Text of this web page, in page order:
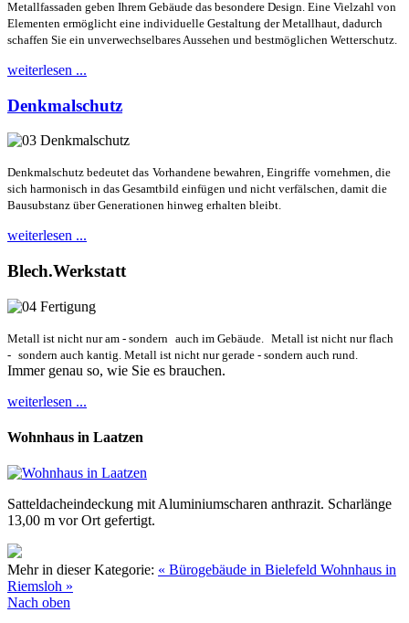
Metallfassaden geben Ihrem Gebäude das besondere Design. Eine Vielzahl von
Elementen ermöglicht eine individuelle Gestaltung der Metallhaut, dadurch
schaffen Sie ein unverwechselbares Aussehen und bestmöglichen Wetterschutz.
weiterlesen ...
Denkmalschutz
Denkmalschutz bedeutet das Vorhandene bewahren, Eingriffe vornehmen, die
sich harmonisch in das Gesamtbild einfügen und nicht verfälschen, damit die
Bausubstanz über Generationen hinweg erhalten bleibt.
weiterlesen ...
Blech.Werkstatt
Metall ist nicht nur am - sondern auch im Gebäude.
Metall ist nicht nur flach
- sondern auch kantig. Metall ist nicht nur gerade - sondern auch rund.
Immer genau so, wie Sie es brauchen.
weiterlesen ...
Wohnhaus in Laatzen
Satteldacheindeckung mit Aluminiumscharen anthrazit. Scharlänge
13,00 m vor Ort gefertigt.
Mehr in dieser Kategorie: « Bürogebäude in Bielefeld Wohnhaus in
Riemsloh »
Nach oben